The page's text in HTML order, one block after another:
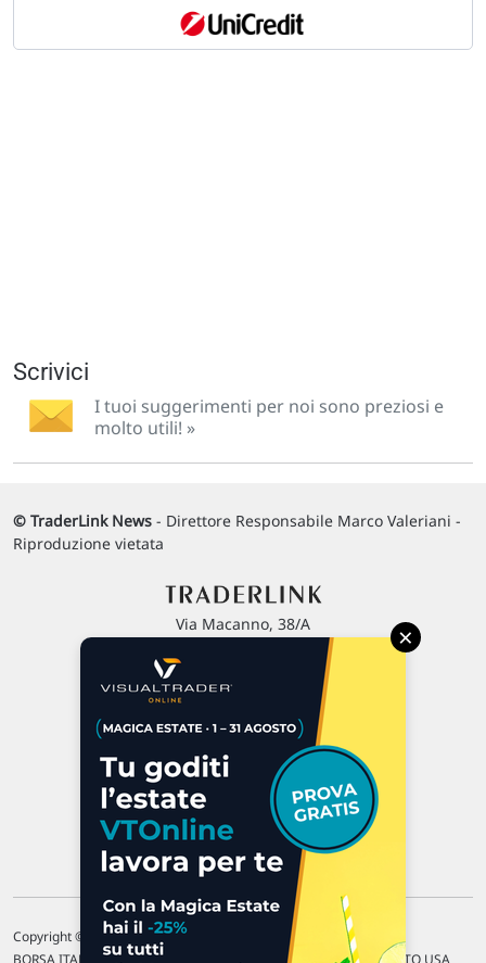
Scrivici
I tuoi suggerimenti per noi sono preziosi e
molto utili! »
© TraderLink News - Direttore Responsabile Marco Valeriani -
Riproduzione vietata
Via Macanno, 38/A
P.IVA 02 452 460 401
Chi siamo
Commenti e segnalazioni
Contattaci
Copyright © 1996-2026 Traderlink Italia s.r.l.
BORSA ITALIANA Quotazioni di borsa differite di 15 min. / MERCATO USA
×